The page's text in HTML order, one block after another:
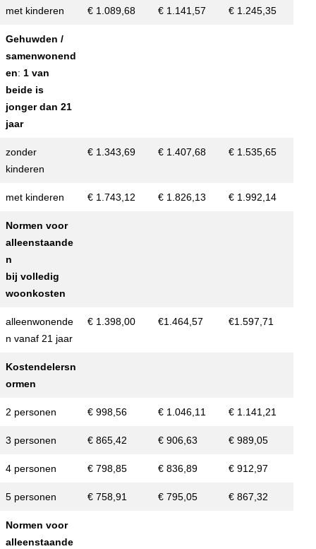
met kinderen € 1.089,68 € 1.141,57 € 1.245,35
Gehuwden /
samenwonend
en: 1 van
beide is
jonger dan 21
jaar
zonder
kinderen
€ 1.343,69 € 1.407,68 € 1.535,65
met kinderen € 1.743,12 € 1.826,13 € 1.992,14
Normen voor
alleenstaande
n
bij volledig
woonkosten
alleenwonende
n vanaf 21 jaar
€ 1.398,00 €1.464,57 €1.597,71
Kostendelersn
ormen
2 personen € 998,56 € 1.046,11 € 1.141,21
3 personen € 865,42 € 906,63 € 989,05
4 personen € 798,85 € 836,89 € 912,97
5 personen € 758,91 € 795,05 € 867,32
Normen voor
alleenstaande